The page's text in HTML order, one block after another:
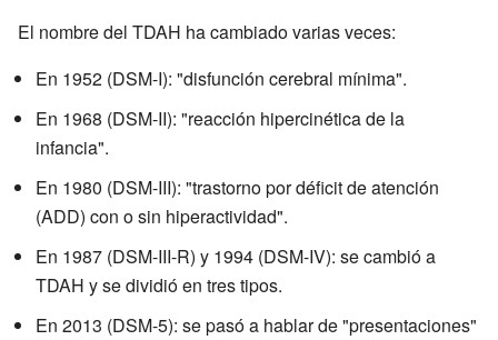
El nombre del TDAH ha cambiado varias veces:
En 1952 (DSM-I): "disfunción cerebral mínima".
En 1968 (DSM-II): "reacción hipercinética de la
infancia".
En 1980 (DSM-III): "trastorno por déficit de atención
(ADD) con o sin hiperactividad".
En 1987 (DSM-III-R) y 1994 (DSM-IV): se cambió a
TDAH y se dividió en tres tipos.
En 2013 (DSM-5): se pasó a hablar de "presentaciones"